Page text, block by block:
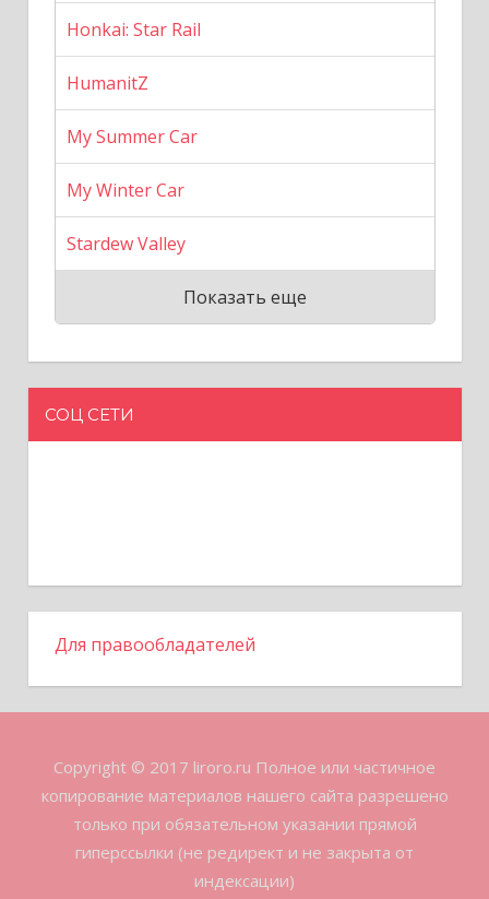
Honkai: Star Rail
HumanitZ
My Summer Car
My Winter Car
Stardew Valley
Показать еще
СОЦ СЕТИ
Для правообладателей
Copyright © 2017 liroro.ru Полное или частичное
копирование материалов нашего сайта разрешено
только при обязательном указании прямой
гиперссылки (не редирект и не закрыта от
индексации)